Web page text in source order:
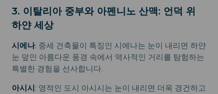
3. 이탈리아 중부와 아펜니노 산맥: 언덕 위
하얀 세상
시에나: 중세 건축물이 특징인 시에나는 눈이 내리면 하얀
눈 덮인 아름다운 풍경 속에서 역사적인 거리를 탐험하는
특별한 경험을 선사합니다.
아시시: 영적인 도시 아시시는 눈이 내리면 더욱 경건하고